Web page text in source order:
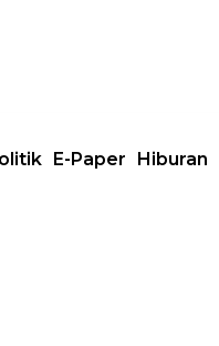
E-Paper Hiburan